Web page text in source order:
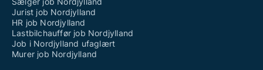
Jurist job Nordjylland
HR job Nordjylland
Lastbilchauffør job Nordjylland
Job i Nordjylland ufaglært
Murer job Nordjylland